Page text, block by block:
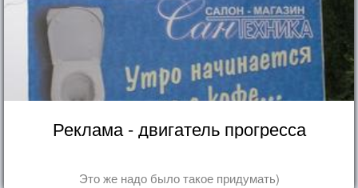
Реклама - двигатель прогресса
Это же надо было такое придумать)